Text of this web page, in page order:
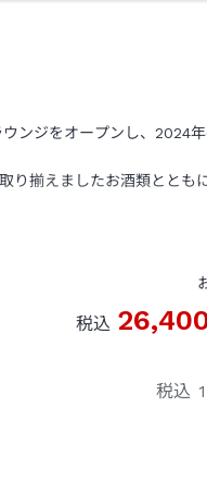
ンジをオープンし、2024
り揃えましたお酒類ととも
税込
税込